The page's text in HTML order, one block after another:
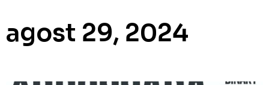
agost 29, 2024